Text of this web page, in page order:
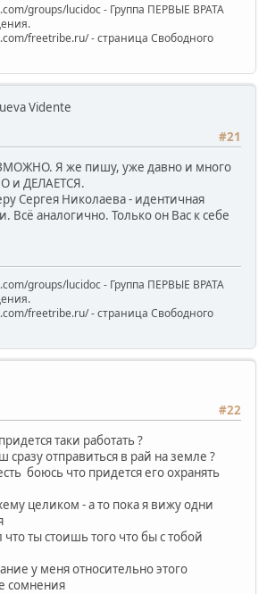
groups/lucidoc - Группа ПЕРВЫЕ ВРАТА
freetribe.ru/ - страница Свободного
Vidente
#21
Я же пишу, уже давно и много
и ДЕЛАЕТСЯ.
Сергея Николаева - идентичная
Всё аналогично. Только он Вас к себе
groups/lucidoc - Группа ПЕРВЫЕ ВРАТА
freetribe.ru/ - страница Свободного
#22
таки работать ?
сразу отправиться в рай на земле ?
боюсь что придется его охранять
целиком - а то пока я вижу одни
что ты стоишь того что бы с тобой
у меня относительно этого
сомнения